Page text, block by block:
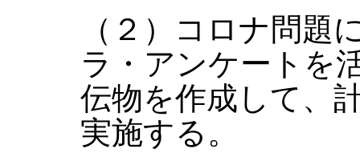
（２）コロナ問題
ラ・アンケートを
伝物を作成して、
実施する。